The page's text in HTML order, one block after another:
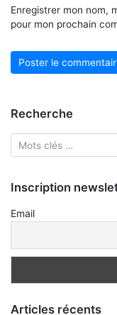
Enregistrer mon nom,
pour mon prochain
Recherche
Inscription
Email
Articles récents